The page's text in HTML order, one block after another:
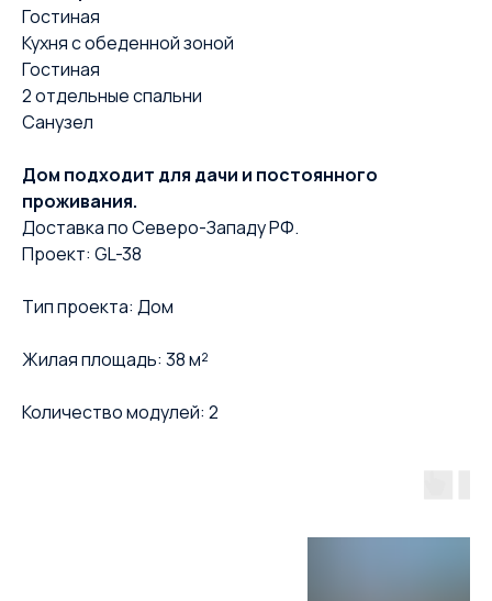
Гостиная
Кухня с обеденной зоной
Гостиная
2 отдельные спальни
Санузел
Дом подходит для дачи и постоянного
проживания.
Доставка по Северо-Западу РФ.
Проект: GL-38
Тип проекта: Дом
Жилая площадь: 38 м²
Количество модулей: 2